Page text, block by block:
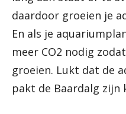
daardoor groeien je
En als je
meer CO2 nodig
groeien. Lukt dat de
pakt de Baardalg zijn